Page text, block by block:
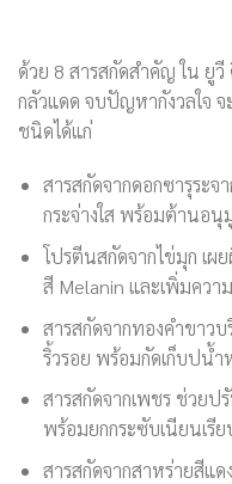
ด้วย 8 สารสกัดสำคัญ ใน ยูวี
กลัวแดด จบปัญหากังวลใจ
ชนิดได้แก่
สารสกัดจากดอกซารุระจ
กระจ่างใส พร้อมต้านอนุ
โปรตีนสกัดจากไข่มุก เผ
สี Melanin และเพิ่มคว
สารสกัดจากทองคำขาว
ริ้วรอย พร้อมกัดเก็บปน้ำ
สารสกัดจากเพชร ช่วยป
พร้อมยกกระซับเนียนเรีย
สารสกัดจากสาหร่ายสีแ